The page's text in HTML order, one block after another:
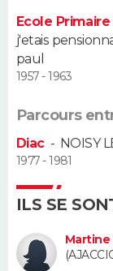
Alimentation
Guide de la santé
Maladies
Médicaments
Sommeil
VOYAGE
Destinations
City break
Voyage nature
Voyage de noces
Forum
Climat
+
PHOTO
GUIDES D'ACHAT
BONS PLANS
CARTE DE VOEUX
Dictionnaire
Biographies
Citations
Expressions
Proverbes
PROGRAMME TV
Ecole
j'etais
paul
1957 - 1963
Parcours
Diac- NOISY
1977 - 1981
ILS SE
Martine